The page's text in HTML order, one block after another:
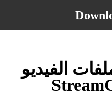
الفيديو